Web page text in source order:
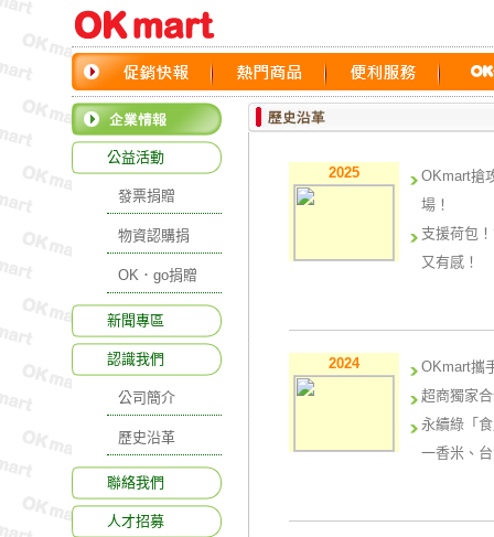
公益活動
發票捐贈
物資認購捐
OK．go捐贈
新聞專區
認識我們
公司簡介
歷史沿革
聯絡我們
人才招募
2025
OKmart搶
場！
支援荷包
又有感！
2024
OKmart攜
超商獨家
永續綠「
一香米、